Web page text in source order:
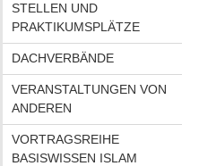
STELLEN UND
PRAKTIKUMSPLÄTZE
DACHVERBÄNDE
VERANSTALTUNGEN VON
ANDEREN
VORTRAGSREIHE
BASISWISSEN ISLAM